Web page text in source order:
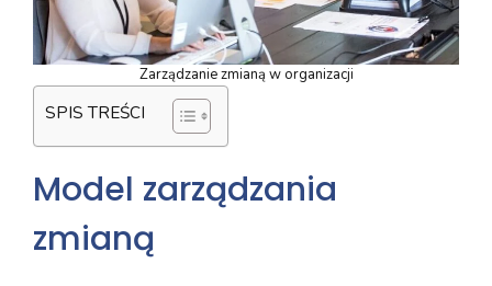
Zarządzanie zmianą w organizacji
SPIS TREŚCI
Model zarządzania
zmianą